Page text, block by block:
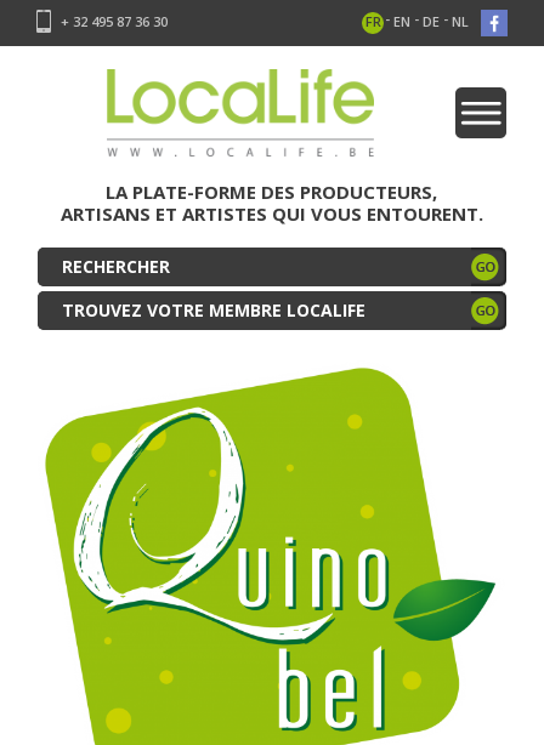
+ 32 495 87 36 30 FR - EN - DE - NL
LA PLATE-FORME DES PRODUCTEURS,
ARTISANS ET ARTISTES QUI VOUS ENTOURENT.
TROUVEZ VOTRE MEMBRE LOCALIFE